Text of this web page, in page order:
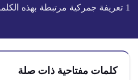
1 تعريفة جمركية مرتبطة بهذه
كلمات مفتاحية ذات صلة